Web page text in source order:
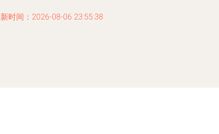
时间：2026-08-06 23:55:38